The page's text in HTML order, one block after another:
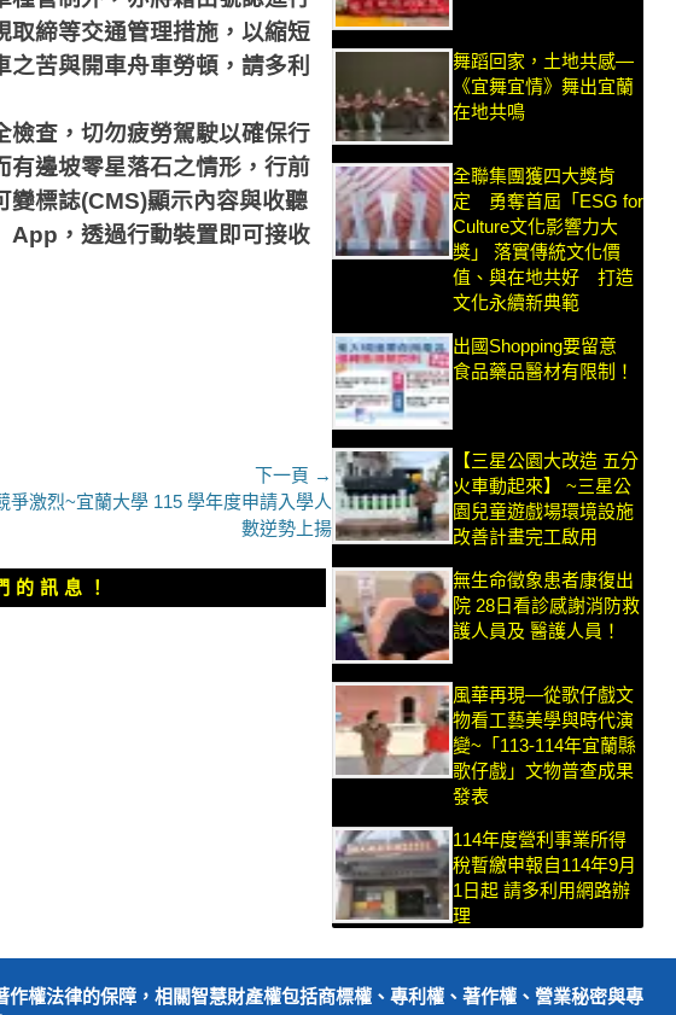
取締等交通管理措施，以縮短
苦與開車舟車勞頓，請多利
檢查，切勿疲勞駕駛以確保行
有邊坡零星落石之情形，行前
變標誌(CMS)顯示內容與收聽
App ，透過行動裝置即可接收
下一頁 →
爭激烈~宜蘭大學 115 學年度申請入學人
數逆勢上揚
的訊息！
舞蹈回家，土地共感—
《宜舞宜情》舞出宜蘭
在地共鳴
全聯集團獲四大獎肯
定 勇奪首屆「ESG for
Culture文化影響力大
獎」 落實傳統文化價
值、與在地共好 打造
文化永續新典範
出國Shopping要留意
食品藥品醫材有限制！
【三星公園大改造 五分
火車動起來】 ~三星公
園兒童遊戲場環境設施
改善計畫完工啟用
無生命徵象患者康復出
院 28日看診感謝消防救
護人員及 醫護人員！
風華再現—從歌仔戲文
物看工藝美學與時代演
變~「113-114年宜蘭縣
歌仔戲」文物普查成果
發表
114年度營利事業所得
稅暫繳申報自114年9月
1日起 請多利用網路辦
理
權法律的保障，相關智慧財產權包括商標權、專利權、著作權、營業秘密與專